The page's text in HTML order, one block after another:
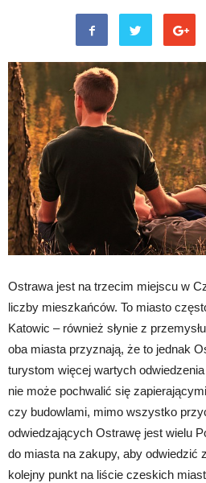
Ostrawa jest na trzecim miejscu w
liczby mieszkańców. To miasto
Katowic – również słynie z
oba miasta przyznają, że to jednak
turystom więcej wartych
nie może pochwalić się
czy budowlami, mimo wszystko
odwiedzających Ostrawę jest wielu
do miasta na zakupy, aby odwiedzić
kolejny punkt na liście czeskich